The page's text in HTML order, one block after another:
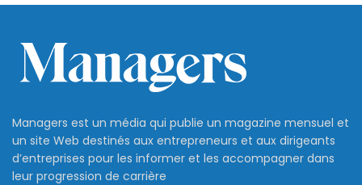
Managers est un média qui publie un magazine mensuel et
un site Web destinés aux entrepreneurs et aux dirigeants
d’entreprises pour les informer et les accompagner dans
leur progression de carrière